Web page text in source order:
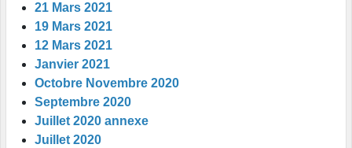
21 Mars 2021
19 Mars 2021
12 Mars 2021
Janvier 2021
Octobre Novembre 2020
Septembre 2020
Juillet 2020 annexe
Juillet 2020